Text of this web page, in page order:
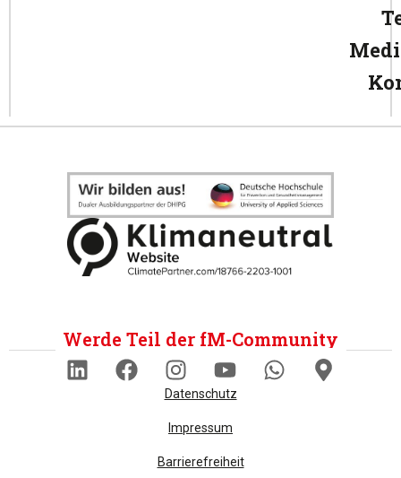
Werde Teil der fM-Community
Datenschutz
Impressum
Barrierefreiheit